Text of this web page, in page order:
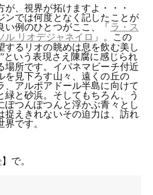
、視界が拓けますよ・・・
ンでは何度となく記したことが
い例のひとつがここ、「ラ・ス
ル リオデジャネイロ 」。この
るリオの眺めは息を飲む美し
”という表現さえ陳腐に感じられ
場所です。イパネマビーチ付近
を見下ろす山々、遠くの丘の
、アルポアドール半島に向けて
と砂浜。そしてもちろん、う
ぽつんぽつんと浮かぶ青々とし
捉えきれないその迫力は、訪れ
界です。
】で。